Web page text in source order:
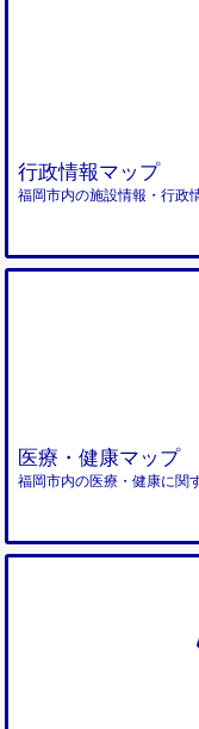
行政情報マップ
福岡市内の施設情報・行政
医療・健康マップ
福岡市内の医療・健康に関